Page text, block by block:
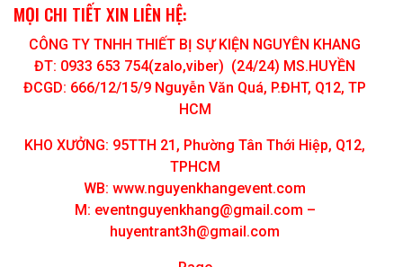
MỌI CHI TIẾT XIN LIÊN HỆ:
CÔNG TY TNHH THIẾT BỊ SỰ KIỆN NGUYÊN KHANG
ĐT: 0933 653 754(zalo,viber) (24/24) MS.HUYỀN
ĐCGD: 666/12/15/9 Nguyễn Văn Quá, P.ĐHT, Q12, TP
HCM
KHO XƯỞNG: 95TTH 21, Phường Tân Thới Hiệp, Q12,
TPHCM
WB: www.nguyenkhangevent.com
M: eventnguyenkhang@gmail.com –
huyentrant3h@gmail.com